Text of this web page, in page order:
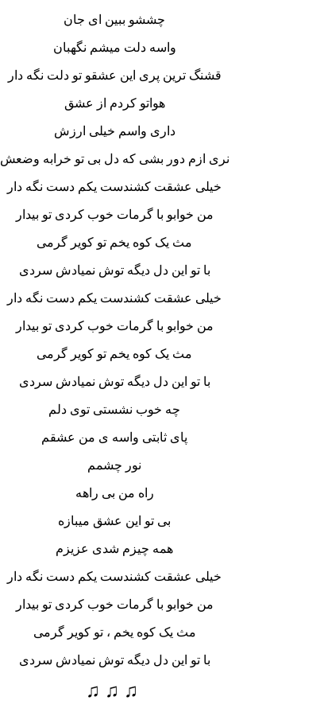
چششو ببین ای جان
واسه دلت میشم نگهبان
قشنگ ترین پری این عشقو تو دلت نگه دار
هواتو کردم از عشق
داری واسم خیلی ارزش
نری ازم دور بشی که دل بی تو خرابه وضعش
خیلی عشقت کشندست یکم دست نگه دار
من خوابو با گرمات خوب کردی تو بیدار
مث یک کوه یخم تو کویر گرمی
با تو این دل دیگه توش نمیادش سردی
خیلی عشقت کشندست یکم دست نگه دار
من خوابو با گرمات خوب کردی تو بیدار
مث یک کوه یخم تو کویر گرمی
با تو این دل دیگه توش نمیادش سردی
چه خوب نشستی توی دلم
پای ثابتی واسه ی من عشقم
نور چشمم
راه من بی راهه
بی تو این عشق میبازه
همه چیزم شدی عزیزم
خیلی عشقت کشندست یکم دست نگه دار
من خوابو با گرمات خوب کردی تو بیدار
مث یک کوه یخم ، تو کویر گرمی
با تو این دل دیگه توش نمیادش سردی
♫ ♫ ♫